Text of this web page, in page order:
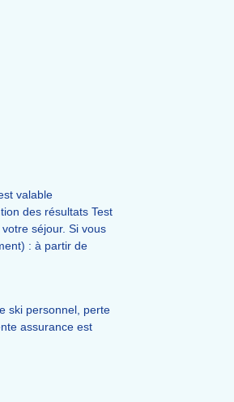
valable
des résultats Test
séjour. Si vous
: à partir de
ski personnel, perte
assurance est